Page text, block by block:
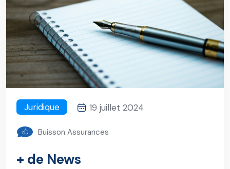
Juridique 19 juillet 2024
Buisson Assurances
+ de News